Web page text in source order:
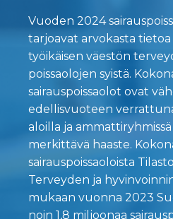
Vuoden 2024
tarjoavat arvokasta tietoa
työikäisen väestön
poissaolojen syistä.
sairauspoissaolot ovat
edellisvuoteen
aloilla ja
merkittävä haaste.
sairauspoissaoloista
Terveyden ja
mukaan vuonna 2023
noin 1,8 miljoonaa